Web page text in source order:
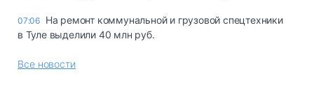
07:06 На ремонт коммунальной и грузовой спецтехники
в Туле выделили 40 млн руб.
Все новости